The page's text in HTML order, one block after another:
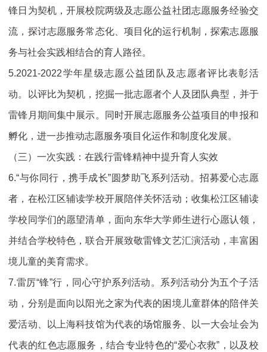
锋日为契机，开展校院两级及志愿公益社团志愿服务经验交
流，探讨志愿服务常态化、项目化的运行机制，探索志愿服
务与社会实践相结合的育人路径。
5.2021-2022学年星级志愿公益团队及志愿者评比表彰活
动。以评比为契机，挖掘一批志愿者个人及团队典型，并于
雷锋月期间集中展示。同时开展志愿服务公益项目的申报和
孵化，进一步推动志愿服务项目化运作和制度化发展。
（三）一次实践：在践行雷锋精神中提升育人实效
6.“与你同行，携手成长”圆梦助飞系列活动。招募爱心志愿
者，在松江区辅读学校开展陪伴关怀活动；收集松江区辅读
学校同学们的愿望清单，面向东华大学师生进行心愿认领，
并结合学校特色，联合开展致敬雷锋文艺汇演活动，丰富困
境儿童的美育需求。
7.雷厉“锋”行，同心守护系列活动。系列活动分为五个子活
动，分别是面向以阳光之家为代表的困境儿童群体的陪伴关
爱活动、以上海科技馆为代表的场馆服务、以一大会址会为
代表的红色志愿服务，结合专业特色的“爱心衣救”，以及校